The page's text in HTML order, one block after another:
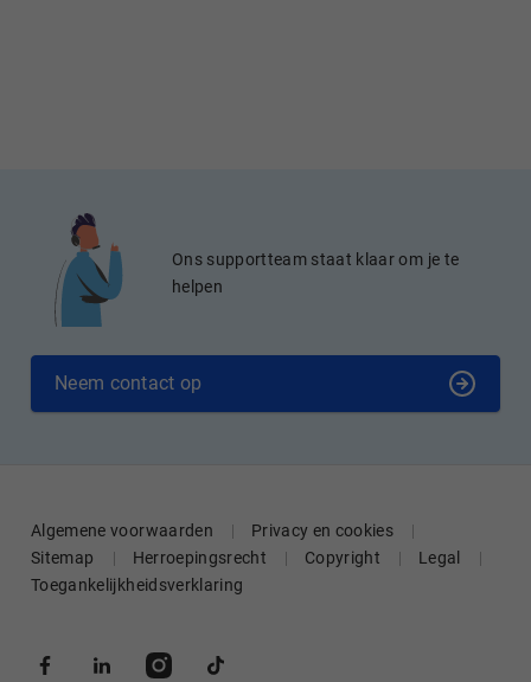
Ons supportteam staat klaar om je te
helpen
Neem contact op
Algemene voorwaarden
Privacy en cookies
Sitemap
Herroepingsrecht Copyright
Legal
Toegankelijkheidsverklaring